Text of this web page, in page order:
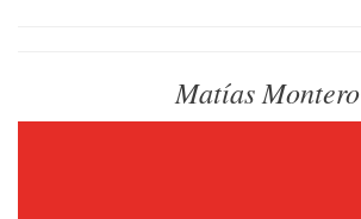
Matías Montero